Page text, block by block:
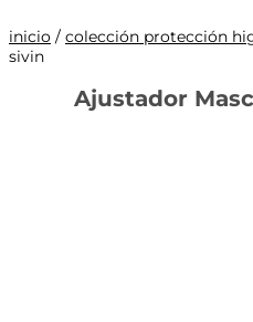
inicio / colección protección
sivin
Ajustador